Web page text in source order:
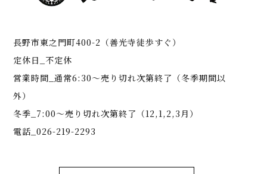
長野市東之門町400-2（善光寺徒歩すぐ）
定休日_不定休
営業時間_通常6:30～売り切れ次第終了（冬季期間以
外）
冬季_7:00～売り切れ次第終了（12,1,2,3月）
電話_026-219-2293